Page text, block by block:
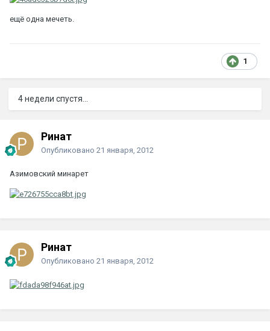
ещё одна мечеть.
1
4 недели спустя...
Ринат
Опубликовано 21 января, 2012
Азимовский минарет
Ринат
Опубликовано 21 января, 2012